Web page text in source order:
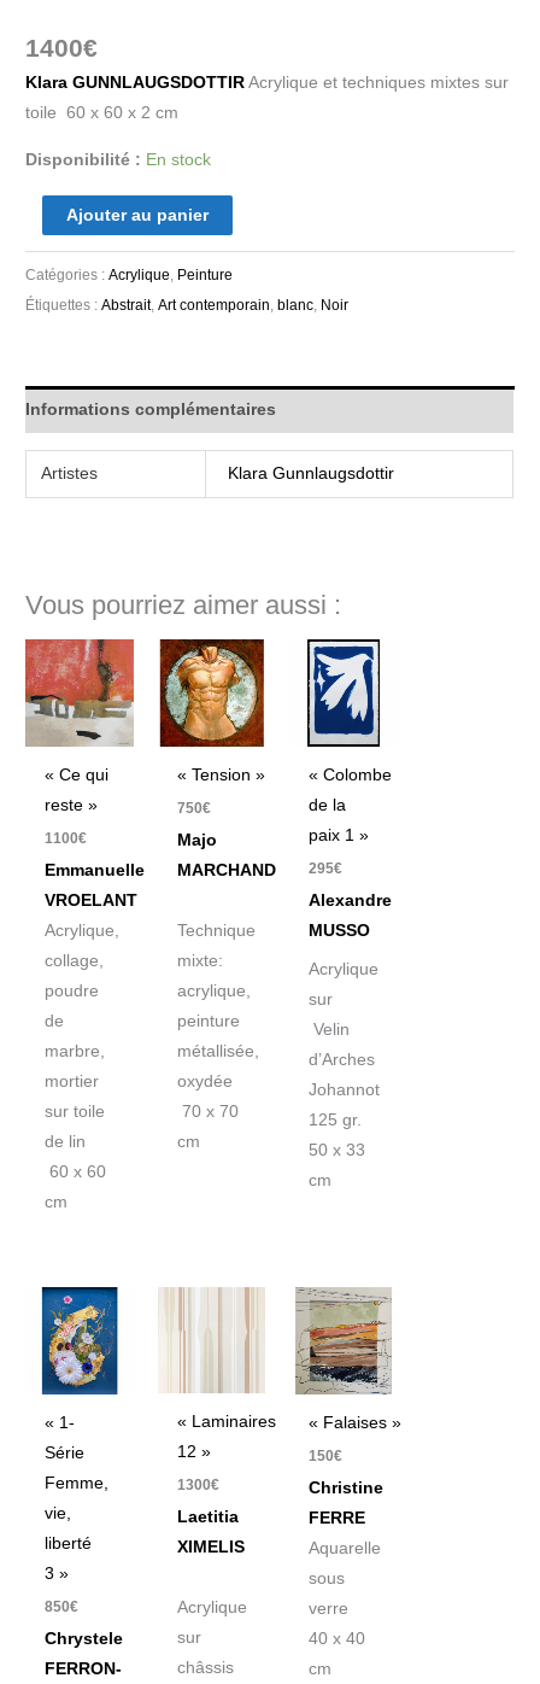
1400€
Klara GUNNLAUGSDOTTIR Acrylique et techniques mixtes sur
toile 60 x 60 x 2 cm
Disponibilité : En stock
Ajouter au panier
Catégories :Acrylique Peinture
Étiquettes :Abstrait,Art contemporain ,blanc Noir
Informations complémentaires
Artistes Klara Gunnlaugsdottir
Vous pourriez aimer aussi :
« Ce qui
reste »
1100€
Emmanuelle
VROELANT
Acrylique,
collage,
poudre
de
marbre,
mortier
sur toile
de lin
60 x 60
cm
« Tension »
750€
Majo
MARCHAND
Technique
mixte:
acrylique,
peinture
métallisée,
oxydée
70 x 70
cm
« Colombe
de la
paix 1 »
295€
Alexandre
MUSSO
Acrylique
sur
Velin
d’Arches
Johannot
125 gr.
50 x 33
cm
« 1-
Série
Femme,
vie,
liberté
3 »
850€
Chrystele
FERRON-
« Laminaires
12 »
1300€
Laetitia
XIMELIS
Acrylique
sur
châssis
« Falaises »
150€
Christine
FERRE
Aquarelle
sous
verre
40 x 40
cm